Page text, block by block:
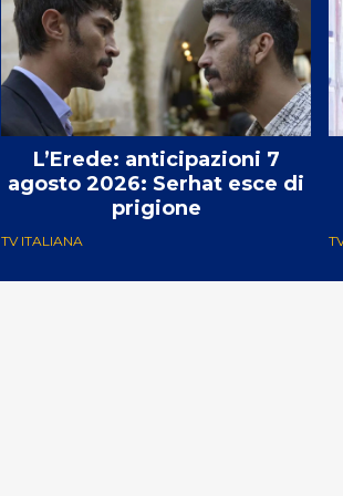
L’Erede: anticipazioni 7
agosto 2026: Serhat esce di
prigione
TV ITALIANA